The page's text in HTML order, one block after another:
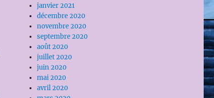
janvier 2021
décembre 2020
novembre 2020
septembre 2020
août 2020
juillet 2020
juin 2020
mai 2020
avril 2020